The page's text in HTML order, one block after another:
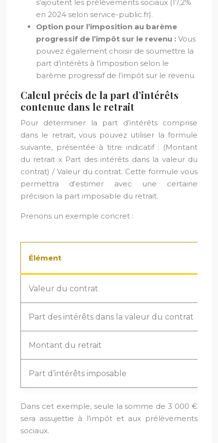
s’ajoutent les prélèvements sociaux (17,2%
en 2024 selon service-public.fr).
Option pour l’imposition au barème
progressif de l’impôt sur le revenu : Vous
pouvez également choisir de soumettre la
part d’intérêts à l’imposition selon le
barème progressif de l’impôt sur le revenu.
Calcul précis de la part d’intérêts
contenue dans le retrait
Pour déterminer la part d’intérêts comprise
dans le retrait, vous pouvez utiliser la formule
suivante, présentée à titre indicatif : (Montant
du retrait x Part des intérêts dans la valeur du
contrat) / Valeur du contrat. Cette formule vous
permettra d’estimer avec une certaine
précision la part imposable du retrait.
Prenons un exemple concret :
Élément
Valeur du contrat
Part des intérêts dans la valeur du contrat
Montant du retrait
Part d’intérêts imposable
Dans cet exemple, seule la somme de 3 000 €
sera assujettie à l’impôt et aux prélèvements
sociaux.